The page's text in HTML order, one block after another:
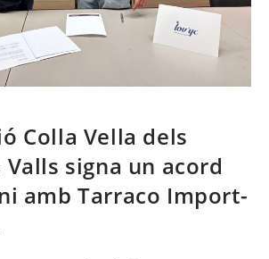
Colla Vella dels
signa un acord
amb Tarraco Import-